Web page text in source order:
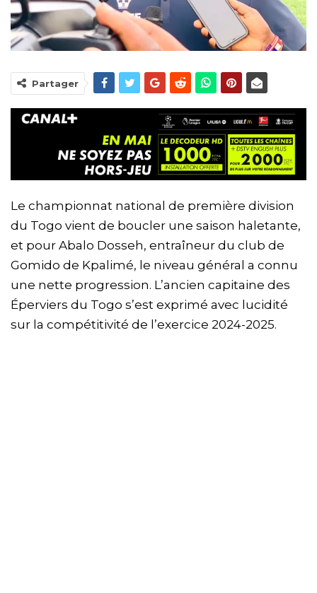
Partager
Le championnat national de première division
du Togo vient de boucler une saison haletante,
et pour Abalo Dosseh, entraîneur du club de
Gomido de Kpalimé, le niveau général a connu
une nette progression. L’ancien capitaine des
Éperviers du Togo s’est exprimé avec lucidité
sur la compétitivité de l’exercice 2024-2025.